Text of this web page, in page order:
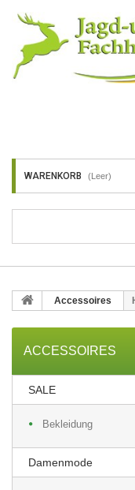
WARENKORB (Leer)
Accessoires
ACCESSOIRES
SALE
Bekleidung
Damenmode